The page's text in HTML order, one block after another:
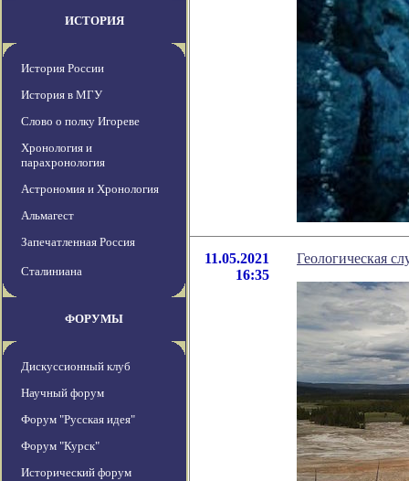
ИСТОРИЯ
История России
История в МГУ
Слово о полку Игореве
Хронология и
парахронология
Астрономия и Хронология
Альмагест
Запечатленная Россия
Сталиниана
ФОРУМЫ
Дискуссионный клуб
Научный форум
Форум "Русская идея"
Форум "Курск"
Исторический форум
11.05.2021
16:35
Геологическая